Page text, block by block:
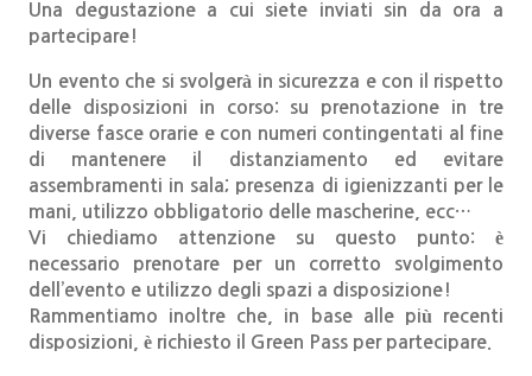
Una degustazione a cui siete inviati sin da ora a
partecipare!
Un evento che si svolgerà in sicurezza e con il rispetto
delle disposizioni in corso: su prenotazione in tre
diverse fasce orarie e con numeri contingentati al fine
di mantenere il distanziamento ed evitare
assembramenti in sala; presenza di igienizzanti per le
mani, utilizzo obbligatorio delle mascherine, ecc…
Vi chiediamo attenzione su questo punto: è
necessario prenotare per un corretto svolgimento
dell’evento e utilizzo degli spazi a disposizione!
Rammentiamo inoltre che, in base alle più recenti
disposizioni, è richiesto il Green Pass per partecipare.